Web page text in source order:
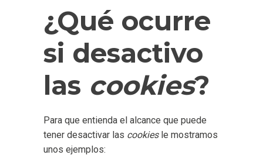
¿Qué ocurre
si desactivo
las cookies?
Para que entienda el alcance que puede
tener desactivar las cookiesle mostramos
unos ejemplos: